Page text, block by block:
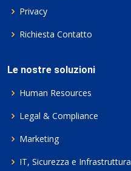
Privacy
Richiesta Contatto
Le nostre soluzioni
Human Resources
Legal & Compliance
Marketing
IT, Sicurezza e Infrastruttura